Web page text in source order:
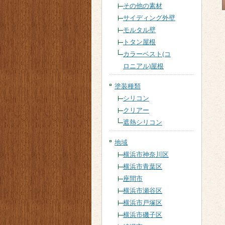
その他の素材
サイディング外壁
モルタル壁
トタン屋根
カラーベスト(コ
ロニアル)屋根
塗装種類
シリコン
クリアー
遮熱シリコン
地域
横浜市神奈川区
横浜市青葉区
座間市
横浜市瀬谷区
横浜市戸塚区
横浜市磯子区